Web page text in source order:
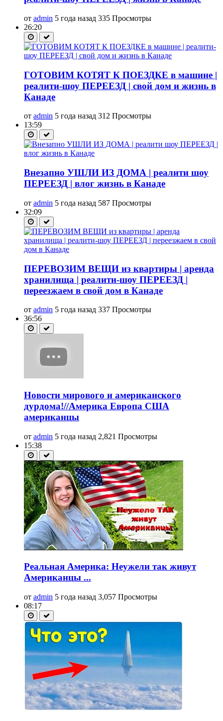
от admin 5 года назад 335 Просмотры
26:20
ГОТОВИМ КОТЯТ К ПОЕЗДКЕ в машине |
реалити-шоу ПЕРЕЕЗД | свой дом и жизнь в
Канаде
от admin 5 года назад 312 Просмотры
13:59
Внезапно УШЛИ ИЗ ДОМА | реалити шоу
ПЕРЕЕЗД | влог жизнь в Канаде
от admin 5 года назад 587 Просмотры
32:09
ПЕРЕВОЗИМ ВЕЩИ из квартиры | аренда
хранилища | реалити-шоу ПЕРЕЕЗД |
переезжаем в свой дом в Канаде
от admin 5 года назад 337 Просмотры
36:56
Новости мирового и американского
дурдома!//Америка Европа США
американцы
от admin 5 года назад 2,821 Просмотры
15:38
Реальная Америка: Неужели так живут
Американцы ...
от admin 5 года назад 3,057 Просмотры
08:17